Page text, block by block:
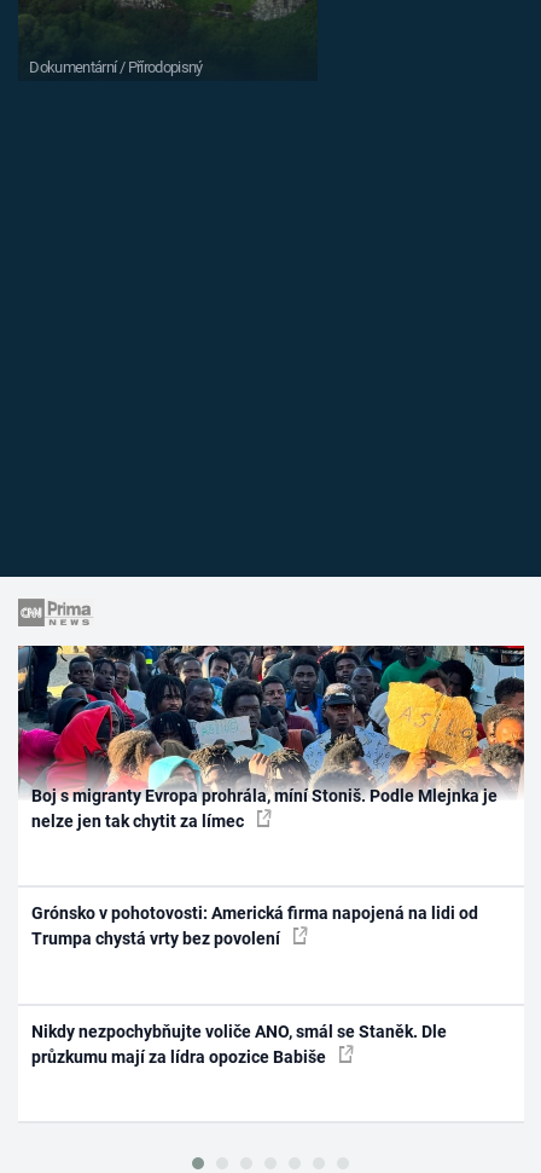
Dokumentární / Přírodopisný
Boj s migranty Evropa prohrála, míní Stoniš. Podle Mlejnka je
nelze jen tak chytit za límec
Grónsko v pohotovosti: Americká firma napojená na lidi od
Trumpa chystá vrty bez povolení
Nikdy nezpochybňujte voliče ANO, smál se Staněk. Dle
průzkumu mají za lídra opozice Babiše